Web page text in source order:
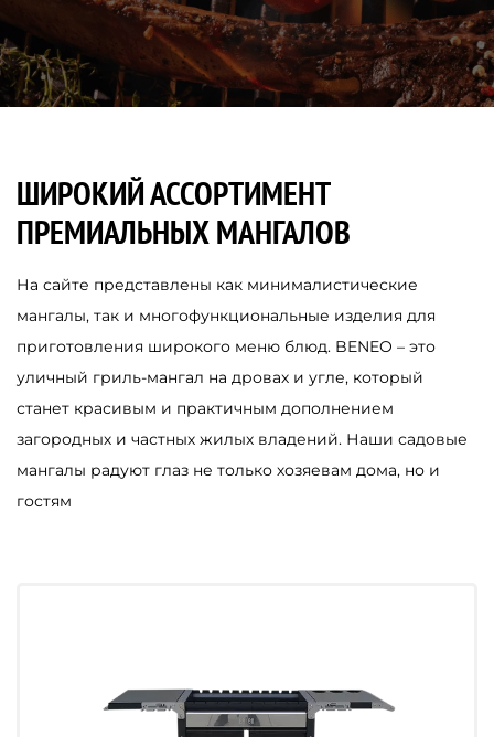
ШИРОКИЙ АССОРТИМЕНТ
ПРЕМИАЛЬНЫХ МАНГАЛОВ
На сайте представлены как минималистические
мангалы, так и многофункциональные изделия для
приготовления широкого меню блюд. BENEO – это
уличный гриль-мангал на дровах и угле, который
станет красивым и практичным дополнением
загородных и частных жилых владений. Наши садовые
мангалы радуют глаз не только хозяевам дома, но и
гостям